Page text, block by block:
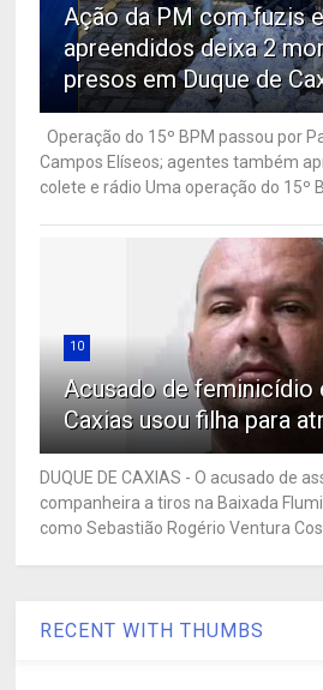
Ação da PM com fuzis
apreendidos deixa 2
presos em Duque de
Operação do 15º BPM passou por
Campos Elíseos; agentes também
colete e rádio Uma operação do 15º
10
Acusado de feminicídio
Caxias usou filha para
DUQUE DE CAXIAS - O acusado de
companheira a tiros na Baixada
como Sebastião Rogério Ventura
RECENT WITH THUMBS